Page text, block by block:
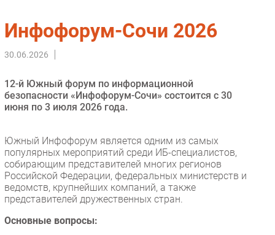
Импорто­замещение
Автоматизация Промышленности
Мобильная связь
Фиксированная связь
Рынок ПК
Маркетинг
Торговые сети
Оборудование
Outsourcing
Инфофорум-Сочи 2026
30.06.2026
12-й Южный форум по информационной
безопасности «Инфофорум-Сочи» состоится с 30
июня по 3 июля 2026 года.
Южный Инфофорум является одним из самых
популярных мероприятий среди ИБ-специалистов,
собирающим представителей многих регионов
Российской Федерации, федеральных министерств и
ведомств, крупнейших компаний, а также
представителей дружественных стран.
Основные вопросы: